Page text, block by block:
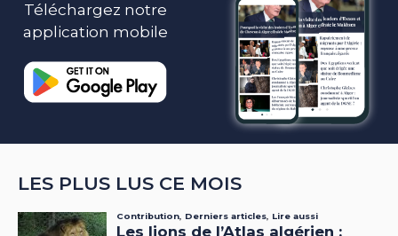
Téléchargez notre
application mobile
LES PLUS LUS CE MOIS